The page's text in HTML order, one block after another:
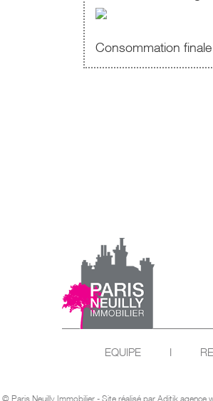
Consommation
EQUIPE I
© Paris Neuilly Immobilier - Site réalisé par Aditik agence